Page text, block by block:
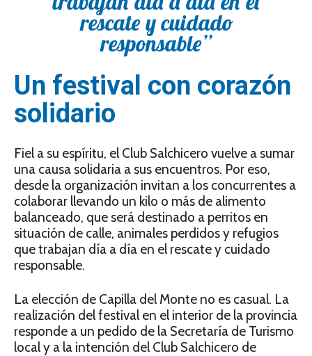
rescate y cuidado
responsable”
Un festival con corazón
solidario
Fiel a su espíritu, el Club Salchicero vuelve a sumar
una causa solidaria a sus encuentros. Por eso,
desde la organización invitan a los concurrentes a
colaborar llevando un kilo o más de alimento
balanceado, que será destinado a perritos en
situación de calle, animales perdidos y refugios
que trabajan día a día en el rescate y cuidado
responsable.
La elección de Capilla del Monte no es casual. La
realización del festival en el interior de la provincia
responde a un pedido de la Secretaría de Turismo
local y a la intención del Club Salchicero de